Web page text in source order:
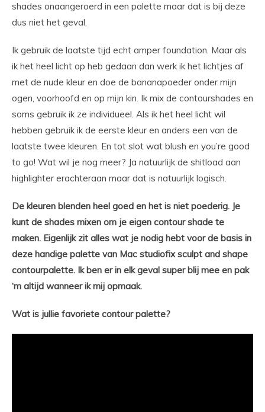
shades onaangeroerd in een palette maar dat is bij deze
dus niet het geval.
Ik gebruik de laatste tijd echt amper foundation. Maar als
ik het heel licht op heb gedaan dan werk ik het lichtjes af
met de nude kleur en doe de bananapoeder onder mijn
ogen, voorhoofd en op mijn kin. Ik mix de contourshades en
soms gebruik ik ze individueel. Als ik het heel licht wil
hebben gebruik ik de eerste kleur en anders een van de
laatste twee kleuren. En tot slot wat blush en you’re good
to go! Wat wil je nog meer? Ja natuurlijk de shitload aan
highlighter erachteraan maar dat is natuurlijk logisch.
De kleuren blenden heel goed en het is niet poederig. Je
kunt de shades mixen om je eigen contour shade te
maken. Eigenlijk zit alles wat je nodig hebt voor de basis in
deze handige palette van Mac studiofix sculpt and shape
contourpalette. Ik ben er in elk geval super blij mee en pak
‘m altijd wanneer ik mij opmaak.
Wat is jullie favoriete contour palette?